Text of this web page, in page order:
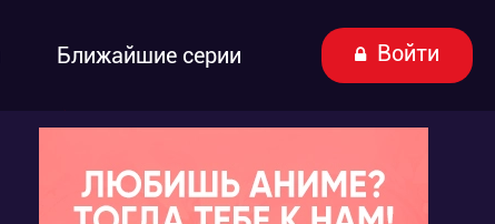
Ближайшие серии Войти